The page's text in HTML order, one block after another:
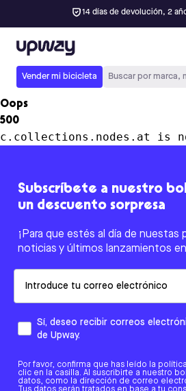
14 días de devolución, 2
Upway
Vender mi bicicleta Buscar por marca,
Oops
500
c.collections.nodes.at is
Subscríbete a nuestro
un descuento sorpresa
¡Para que estés al día de nuestas
noticias y últimos lanzamientos
Sí, deseo recibir correos
de Upway.
Por favor, confirma que has leído la
clic en la casilla. Al suscribirte a nuestro
datos, como la dirección de correo